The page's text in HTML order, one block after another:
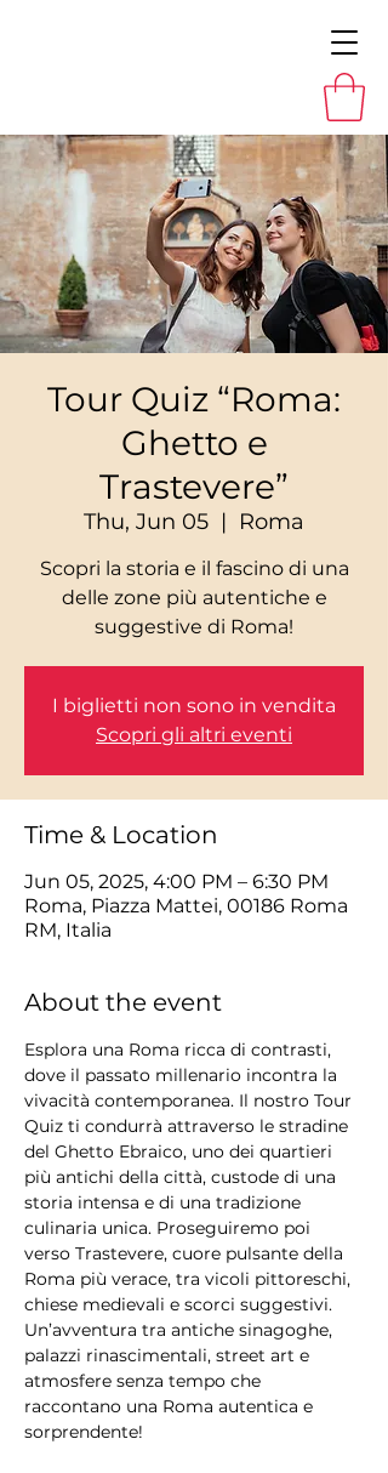
Tour Quiz “Roma:
Ghetto e
Trastevere”
Thu, Jun 05
  |
Roma
Scopri la storia e il fascino di una
delle zone più autentiche e
I biglietti non sono in vendita
Scopri gli altri eventi
Time & Location
Jun 05, 2025, 4:00 PM – 6:30 PM
Roma, Piazza Mattei, 00186 Roma
RM, Italia
About the event
Esplora una Roma ricca di contrasti,
dove il passato millenario incontra la
vivacità contemporanea. Il nostro Tour
Quiz ti condurrà attraverso le stradine
del Ghetto Ebraico, uno dei quartieri
più antichi della città, custode di una
storia intensa e di una tradizione
culinaria unica. Proseguiremo poi
verso Trastevere, cuore pulsante della
Roma più verace, tra vicoli pittoreschi,
chiese medievali e scorci suggestivi.
Un’avventura tra antiche sinagoghe,
palazzi rinascimentali, street art e
atmosfere senza tempo che
raccontano una Roma autentica e
sorprendente!